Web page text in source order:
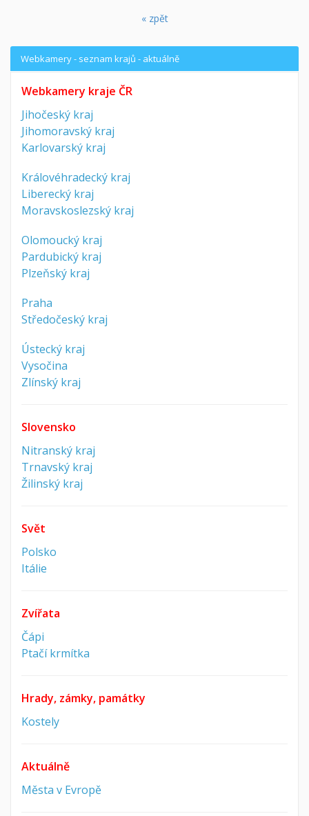
« zpět
Webkamery - seznam krajů - aktuálně
Webkamery kraje ČR
Jihočeský kraj
Jihomoravský kraj
Karlovarský kraj
Královéhradecký kraj
Liberecký kraj
Moravskoslezský kraj
Olomoucký kraj
Pardubický kraj
Plzeňský kraj
Praha
Středočeský kraj
Ústecký kraj
Vysočina
Zlínský kraj
Slovensko
Nitranský kraj
Trnavský kraj
Žilinský kraj
Svět
Polsko
Itálie
Zvířata
Čápi
Ptačí krmítka
Hrady, zámky, památky
Kostely
Aktuálně
Města v Evropě